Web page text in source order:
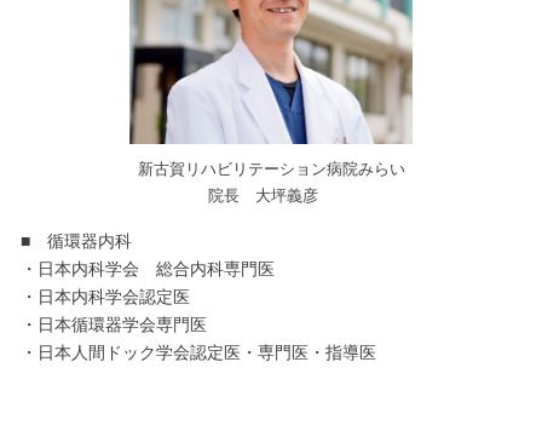
新古賀リハビリテーション病院みらい
院長 大坪義彦
■ 循環器内科
・日本内科学会 総合内科専門医
・日本内科学会認定医
・日本循環器学会専門医
・日本人間ドック学会認定医・専門医・指導医